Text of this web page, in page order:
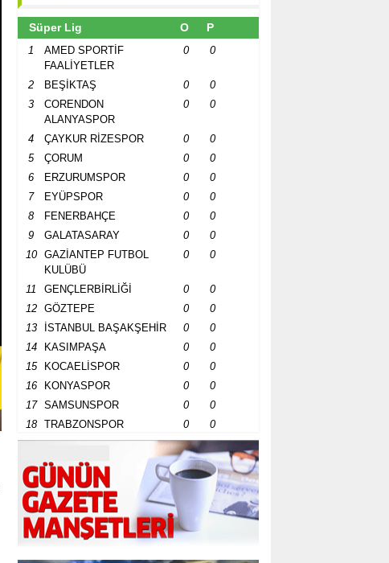
Süper Lig O P
1
AMED SPORTİF
FAALİYETLER
0 0
2 BEŞİKTAŞ 0
0
3
CORENDON
ALANYASPOR
0 0
4 ÇAYKUR RİZESPOR 0
0
5
ÇORUM 0
0
6
ERZURUMSPOR 0
0
7
EYÜPSPOR 0
0
8
FENERBAHÇE 0
0
9
GALATASARAY 0
0
10
GAZİANTEP FUTBOL
KULÜBÜ
0 0
11 GENÇLERBİRLİĞİ 0
0
12
GÖZTEPE 0
0
13
İSTANBUL BAŞAKŞEHİR 0
0
14
KASIMPAŞA 0
0
15
KOCAELİSPOR 0
0
16
KONYASPOR 0
0
17
SAMSUNSPOR 0
0
18
TRABZONSPOR 0 0